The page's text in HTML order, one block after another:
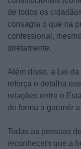
de todos os
consagra o que na
confessional,
diretamente.
Além disso, a Lei
reforça e detalha
relações entre o
de forma a garantir
Todas as pessoas
reconhecem que a